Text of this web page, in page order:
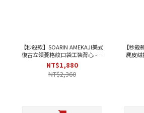
【秒殺款】SOARIN AMEKAJI美式
復古立領菱格紋口袋工裝背心 -墨
綠色 [253TB104]
NT$1,880
NT$2,360
【秒殺
麂皮